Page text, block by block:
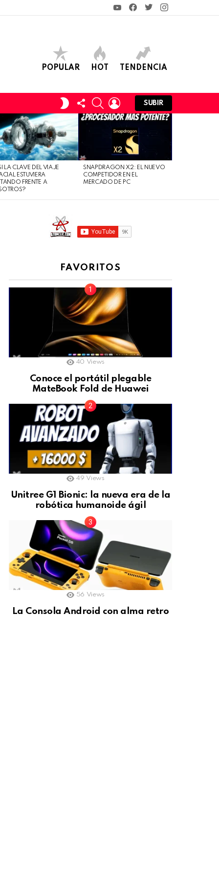
YouTubeFacebook
TwitterInstagram
POPULAR HOT TENDENCIA
SWITCH
SKIN
FOLLOW
US
SEARCHLOGIN
SUBIR
LA CLAVE DEL VIAJE
ESTUVIERA
FRENTE A
SNAPDRAGON X2: EL NUEVO
COMPETIDOR EN EL
MERCADO DE PC
FAVORITOS
40 Views
Conoce el portátil plegable
MateBook Fold de Huawei
49 Views
Unitree G1 Bionic: la nueva era de la
robótica humanoide ágil
56 Views
La Consola Android con alma retro